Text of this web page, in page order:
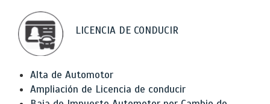
LICENCIA DE CONDUCIR
Alta de Automotor
Ampliación de Licencia de conducir